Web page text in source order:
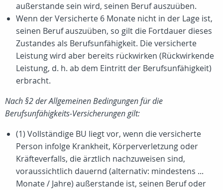
außerstande sein wird, seinen Beruf auszuüben.
Wenn der Versicherte 6 Monate nicht in der Lage ist,
seinen Beruf auszuüben, so gilt die Fortdauer dieses
Zustandes als Berufsunfähigkeit. Die versicherte
Leistung wird aber bereits rückwirken (Rückwirkende
Leistung, d. h. ab dem Eintritt der Berufsunfähigkeit)
erbracht.
Nach §2 der Allgemeinen Bedingungen für die
Berufsunfähigkeits-Versicherungen gilt:
(1) Vollständige BU liegt vor, wenn die versicherte
Person infolge Krankheit, Körperverletzung oder
Kräfteverfalls, die ärztlich nachzuweisen sind,
voraussichtlich dauernd (alternativ: mindestens ...
Monate / Jahre) außerstande ist, seinen Beruf oder